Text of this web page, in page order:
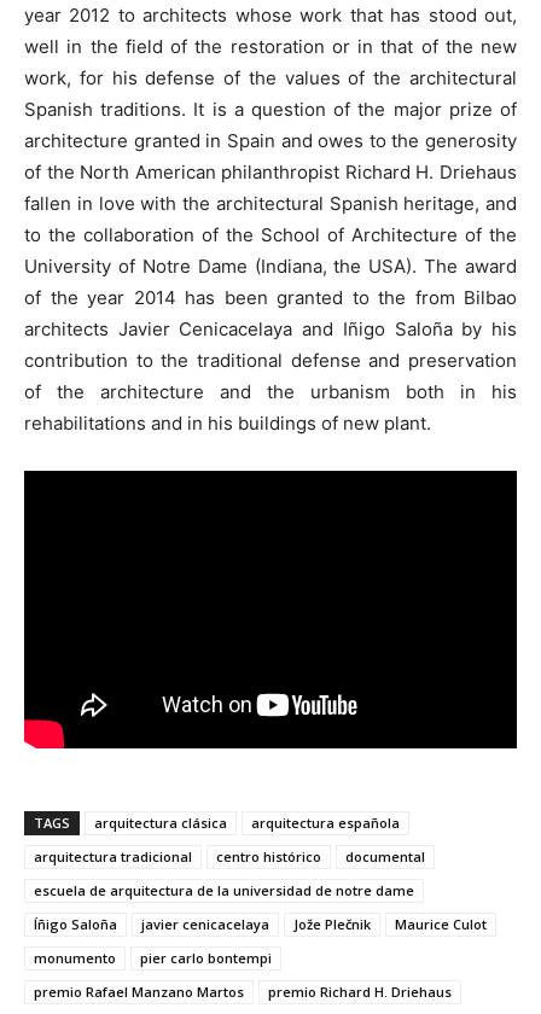
year 2012 to architects whose work that has stood out,
well in the field of the restoration or in that of the new
work, for his defense of the values of the architectural
Spanish traditions. It is a question of the major prize of
architecture granted in Spain and owes to the generosity
of the North American philanthropist Richard H. Driehaus
fallen in love with the architectural Spanish heritage, and
to the collaboration of the School of Architecture of the
University of Notre Dame (Indiana, the USA). The award
of the year 2014 has been granted to the from Bilbao
architects Javier Cenicacelaya and Iñigo Saloña by his
contribution to the traditional defense and preservation
of the architecture and the urbanism both in his
rehabilitations and in his buildings of new plant.
TAGS arquitectura clásica
arquitectura española
arquitectura tradicional
centro histórico
documental
escuela de arquitectura de la universidad de notre dame
Íñigo Saloña
javier cenicacelaya Jože Plečnik
Maurice Culot
monumento
pier carlo bontempi
premio Rafael Manzano Martos
premio Richard H. Driehaus